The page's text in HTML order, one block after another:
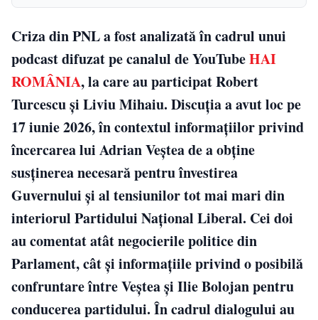
Criza din PNL a fost analizată în cadrul unui
podcast difuzat pe canalul de YouTubeHAI
ROMÂNIA, la care au participat Robert
Turcescu și Liviu Mihaiu. Discuția a avut loc pe
17 iunie 2026, în contextul informațiilor privind
încercarea lui Adrian Veștea de a obține
susținerea necesară pentru învestirea
Guvernului și al tensiunilor tot mai mari din
interiorul Partidului Național Liberal. Cei doi
au comentat atât negocierile politice din
Parlament, cât și informațiile privind o posibilă
confruntare între Veștea și Ilie Bolojan pentru
conducerea partidului. În cadrul dialogului au